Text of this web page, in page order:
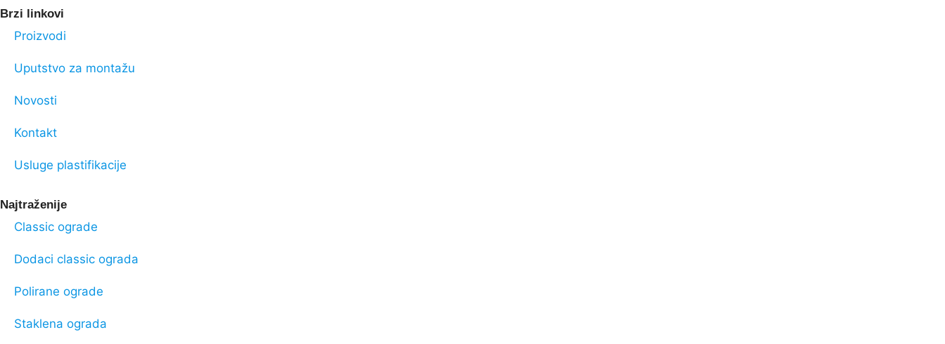
Brzi linkovi
Proizvodi
Uputstvo za montažu
Novosti
Kontakt
Usluge plastifikacije
Najtraženije
Classic ograde
Dodaci classic ograda
Polirane ograde
Staklena ograda